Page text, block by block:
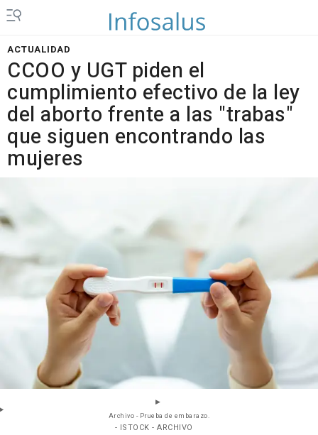
ACTUALIDAD
CCOO y UGT piden el
cumplimiento efectivo de la ley
del aborto frente a las "trabas"
que siguen encontrando las
mujeres
Archivo - Prueba de embarazo.
- ISTOCK - ARCHIVO